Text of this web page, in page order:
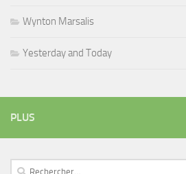
Wynton Marsalis
Yesterday and Today
PLUS
Rechercher :